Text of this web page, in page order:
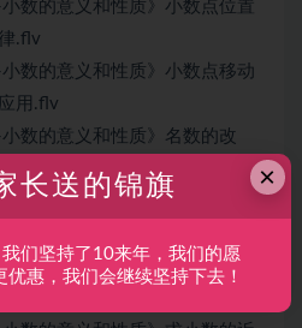
数的意义和性质》小数点位置
.flv
数的意义和性质》小数点移动
用.flv
数的意义和性质》名数的改
数的意义和性质》单名数与复
数的意义和性质》名数的改写
×
长送的锦旗
们坚持了10来年，我们的愿
惠，我们会继续坚持下去！